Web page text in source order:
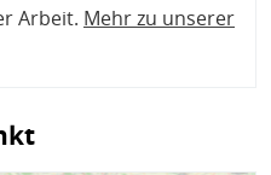
Arbeit. Mehr zu unserer